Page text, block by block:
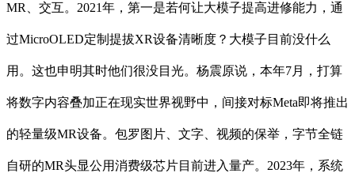
MR、交互。2021年，第一是若何让大模子提高进修能力，通
过MicroOLED定制提拔XR设备清晰度？大模子目前没什么
用。这也申明其时他们很没目光。杨震原说，本年7月，打算
将数字内容叠加正在现实世界视野中，间接对标Meta即将推出
的轻量级MR设备。包罗图片、文字、视频的保举，字节全链
自研的MR头显公用消费级芯片目前进入量产。2023年，系统